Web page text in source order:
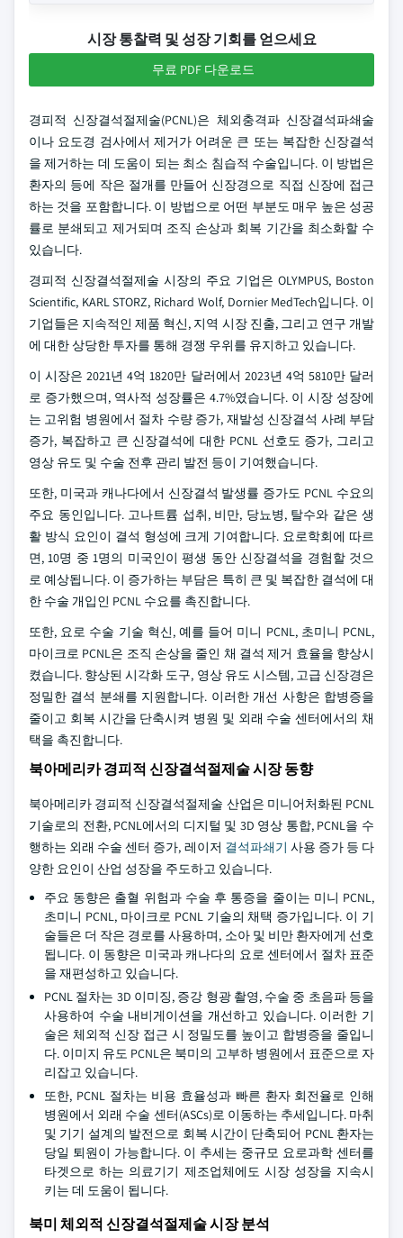
시장 통찰력 및 성장 기회를 얻으세요
무료 PDF 다운로드
경피적 신장결석절제술(PCNL)은 체외충격파 신장결석파쇄술
이나 요도경 검사에서 제거가 어려운 큰 또는 복잡한 신장결석
을 제거하는 데 도움이 되는 최소 침습적 수술입니다. 이 방법은
환자의 등에 작은 절개를 만들어 신장경으로 직접 신장에 접근
하는 것을 포함합니다. 이 방법으로 어떤 부분도 매우 높은 성공
률로 분쇄되고 제거되며 조직 손상과 회복 기간을 최소화할 수
있습니다.
경피적 신장결석절제술 시장의 주요 기업은 OLYMPUS, Boston
Scientific, KARL STORZ, Richard Wolf, Dornier MedTech입니다. 이
기업들은 지속적인 제품 혁신, 지역 시장 진출, 그리고 연구 개발
에 대한 상당한 투자를 통해 경쟁 우위를 유지하고 있습니다.
이 시장은 2021년 4억 1820만 달러에서 2023년 4억 5810만 달러
로 증가했으며, 역사적 성장률은 4.7%였습니다. 이 시장 성장에
는 고위험 병원에서 절차 수량 증가, 재발성 신장결석 사례 부담
증가, 복잡하고 큰 신장결석에 대한 PCNL 선호도 증가, 그리고
영상 유도 및 수술 전후 관리 발전 등이 기여했습니다.
또한, 미국과 캐나다에서 신장결석 발생률 증가도 PCNL 수요의
주요 동인입니다. 고나트륨 섭취, 비만, 당뇨병, 탈수와 같은 생
활 방식 요인이 결석 형성에 크게 기여합니다. 요로학회에 따르
면, 10명 중 1명의 미국인이 평생 동안 신장결석을 경험할 것으
로 예상됩니다. 이 증가하는 부담은 특히 큰 및 복잡한 결석에 대
한 수술 개입인 PCNL 수요를 촉진합니다.
또한, 요로 수술 기술 혁신, 예를 들어 미니 PCNL, 초미니 PCNL,
마이크로 PCNL은 조직 손상을 줄인 채 결석 제거 효율을 향상시
켰습니다. 향상된 시각화 도구, 영상 유도 시스템, 고급 신장경은
정밀한 결석 분쇄를 지원합니다. 이러한 개선 사항은 합병증을
줄이고 회복 시간을 단축시켜 병원 및 외래 수술 센터에서의 채
택을 촉진합니다.
북아메리카 경피적 신장결석절제술 시장 동향
북아메리카 경피적 신장결석절제술 산업은 미니어처화된 PCNL
기술로의 전환, PCNL에서의 디지털 및 3D 영상 통합, PCNL을 수
행하는 외래 수술 센터 증가, 레이저 결석파쇄기 사용 증가 등 다
양한 요인이 산업 성장을 주도하고 있습니다.
주요 동향은 출혈 위험과 수술 후 통증을 줄이는 미니 PCNL,
초미니 PCNL, 마이크로 PCNL 기술의 채택 증가입니다. 이 기
술들은 더 작은 경로를 사용하며, 소아 및 비만 환자에게 선호
됩니다. 이 동향은 미국과 캐나다의 요로 센터에서 절차 표준
을 재편성하고 있습니다.
PCNL 절차는 3D 이미징, 증강 형광 촬영, 수술 중 초음파 등을
사용하여 수술 내비게이션을 개선하고 있습니다. 이러한 기
술은 체외적 신장 접근 시 정밀도를 높이고 합병증을 줄입니
다. 이미지 유도 PCNL은 북미의 고부하 병원에서 표준으로 자
리잡고 있습니다.
또한, PCNL 절차는 비용 효율성과 빠른 환자 회전율로 인해
병원에서 외래 수술 센터(ASCs)로 이동하는 추세입니다. 마취
및 기기 설계의 발전으로 회복 시간이 단축되어 PCNL 환자는
당일 퇴원이 가능합니다. 이 추세는 중규모 요로과학 센터를
타겟으로 하는 의료기기 제조업체에도 시장 성장을 지속시
키는 데 도움이 됩니다.
북미 체외적 신장결석절제술 시장 분석